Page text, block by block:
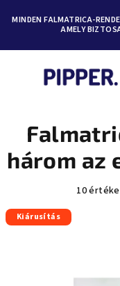
tartalomhoz
MINDEN FALMATRICA-
AMELY
három az
A
10
Kiárusítás